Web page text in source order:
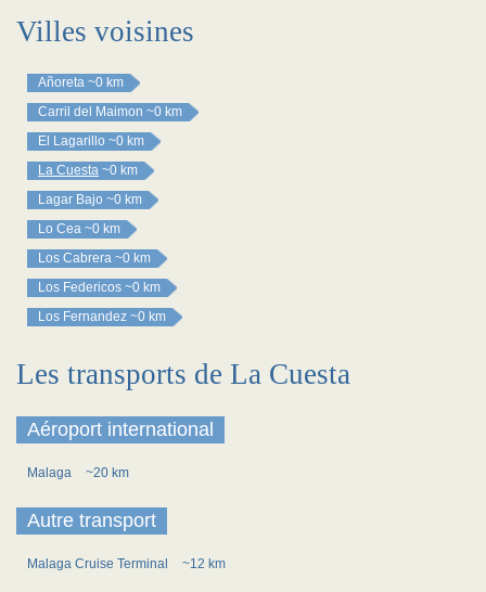
Villes voisines
Añoreta ~0 km
Carril del Maimon ~0 km
El Lagarillo ~0 km
La Cuesta ~0 km
Lagar Bajo ~0 km
Lo Cea ~0 km
Los Cabrera ~0 km
Los Federicos ~0 km
Los Fernandez ~0 km
Les transports de La Cuesta
Aéroport international
Malaga ~20 km
Autre transport
Malaga Cruise Terminal ~12 km